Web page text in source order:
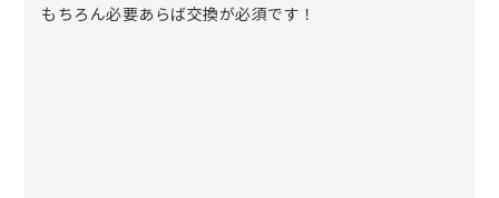
もちろん必要あらば交換が必須です！